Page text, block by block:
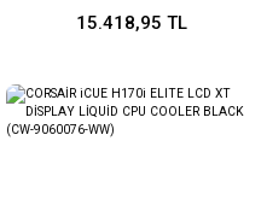
SOĞUTUCUSU (Intel 1700
Intel 2066 AMD AM4 AMD
AM5 AMD Str4)
15.418,95 TL